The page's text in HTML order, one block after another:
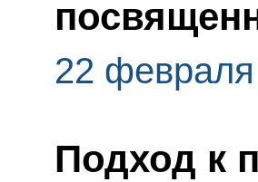
22
Подход к